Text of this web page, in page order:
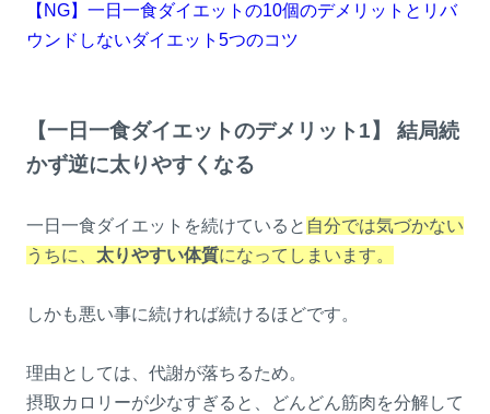
【NG】一日一食ダイエットの10個のデメリットとリバ
ウンドしないダイエット5つのコツ
【一日一食ダイエットのデメリット1】 結局続
かず逆に太りやすくなる
一日一食ダイエットを続けていると 自分では気づかない
うちに、 太りやすい体質になってしまいます。
しかも悪い事に続ければ続けるほどです。
理由としては、代謝が落ちるため。
摂取カロリーが少なすぎると、どんどん筋肉を分解して